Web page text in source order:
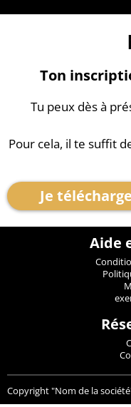
Ton
Tu peux dès à
Pour cela, il te suffit
Je
Aide
Copyright "Nom de la